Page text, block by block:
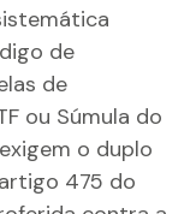
de
de
ou Súmula do
o duplo
475 do